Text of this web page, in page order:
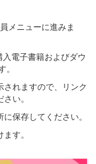
メニューに進みま
電子書籍およびダウ
。
されますので、リンク
い。
保存してください。
す。